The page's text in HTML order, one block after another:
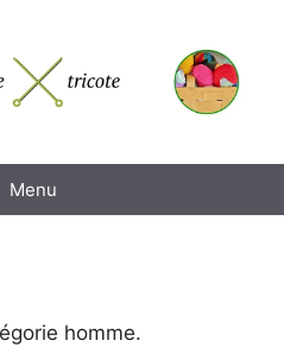
Menu
homme.